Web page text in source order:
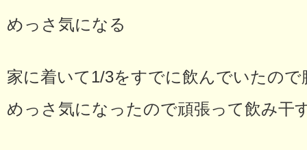
めっさ気になる
家に着いて1/3をすでに飲んでいたの
めっさ気になったので頑張って飲み干